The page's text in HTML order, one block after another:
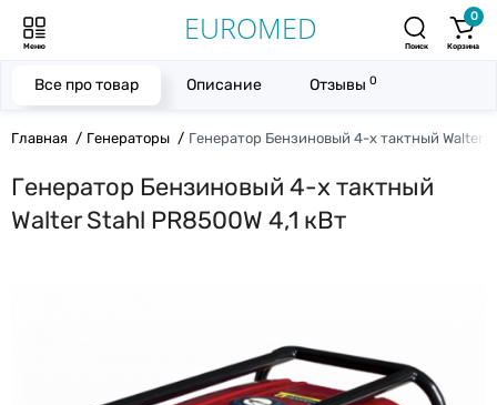
Меню Поиск
0
Корзина
Главная Генераторы Генератор Бензиновый 4-х тактный Walter
Генератор Бензиновый 4-х тактный
Walter Stahl PR8500W 4,1 кВт
Все про товар Описание Отзывы 0